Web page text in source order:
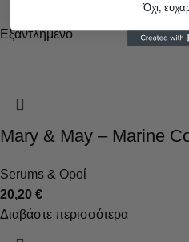
Εξαντλημένο
Mary & May – Marine
Serums & Οροί
20,20 €
Διαβάστε περισσότερα
Όχι,